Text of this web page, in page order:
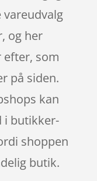
og her
efter, som
på siden.
kan
i butikker-
shoppen
butik.